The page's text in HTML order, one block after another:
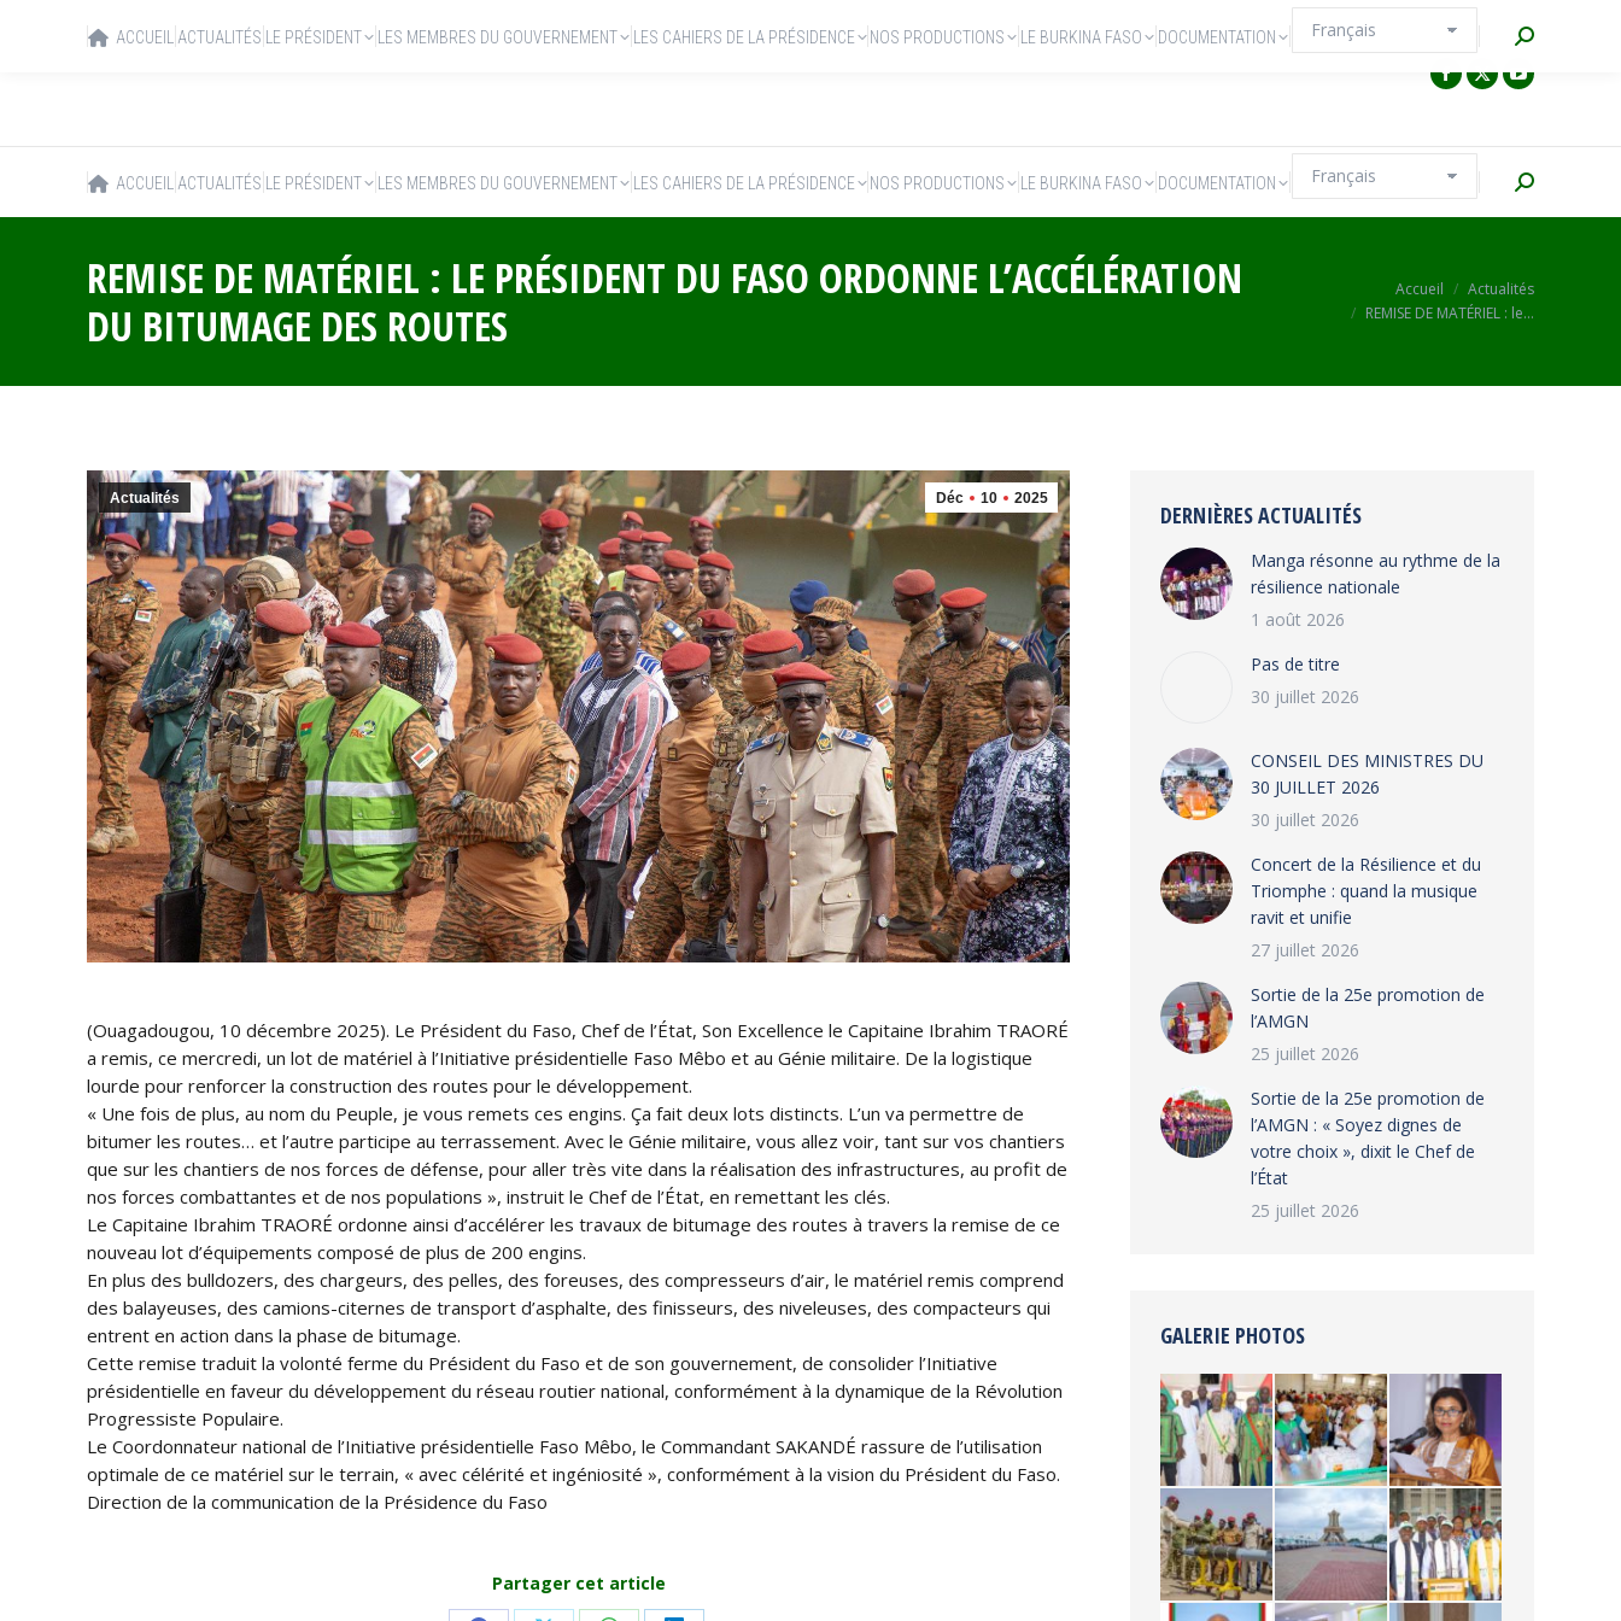
ACCUEIL ACTUALITÉS LE PRÉSIDENT LES MEMBRES DU GOUVERNEMENT LES CAHIERS DE LA PRÉSIDENCE NOS PRODUCTIONS LE BURKINA FASO DOCUMENTATION Recherche
REMISE DE MATÉRIEL : LE PRÉSIDENT DU FASO ORDONNE L’ACCÉLÉRATION
DU BITUMAGE DES ROUTES
Vous êtes ici :Accueil
Actualités
REMISE DE MATÉRIEL : le…
Déc 10 2025
Actualités
(Ouagadougou, 10 décembre 2025). Le Président du Faso, Chef de l’État, Son Excellence le Capitaine Ibrahim TRAORÉ
a remis, ce mercredi, un lot de matériel à l’Initiative présidentielle Faso Mêbo et au Génie militaire. De la logistique
lourde pour renforcer la construction des routes pour le développement.
« Une fois de plus, au nom du Peuple, je vous remets ces engins. Ça fait deux lots distincts. L’un va permettre de
bitumer les routes… et l’autre participe au terrassement. Avec le Génie militaire, vous allez voir, tant sur vos chantiers
que sur les chantiers de nos forces de défense, pour aller très vite dans la réalisation des infrastructures, au profit de
nos forces combattantes et de nos populations », instruit le Chef de l’État, en remettant les clés.
Le Capitaine Ibrahim TRAORÉ ordonne ainsi d’accélérer les travaux de bitumage des routes à travers la remise de ce
nouveau lot d’équipements composé de plus de 200 engins.
En plus des bulldozers, des chargeurs, des pelles, des foreuses, des compresseurs d’air, le matériel remis comprend
des balayeuses, des camions-citernes de transport d’asphalte, des finisseurs, des niveleuses, des compacteurs qui
entrent en action dans la phase de bitumage.
Cette remise traduit la volonté ferme du Président du Faso et de son gouvernement, de consolider l’Initiative
présidentielle en faveur du développement du réseau routier national, conformément à la dynamique de la Révolution
Progressiste Populaire.
Le Coordonnateur national de l’Initiative présidentielle Faso Mêbo, le Commandant SAKANDÉ rassure de l’utilisation
optimale de ce matériel sur le terrain, « avec célérité et ingéniosité », conformément à la vision du Président du Faso.
Direction de la communication de la Présidence du Faso
Partager cet article
DERNIÈRES ACTUALITÉS
Manga résonne au rythme de la
résilience nationale
1 août 2026
Pas de titre
30 juillet 2026
CONSEIL DES MINISTRES DU
30 JUILLET 2026
30 juillet 2026
‎​Concert de la Résilience et du
Triomphe : quand la musique
ravit et unifie
27 juillet 2026
‎Sortie de la 25e promotion de
l’AMGN
25 juillet 2026
‎Sortie de la 25e promotion de
l’AMGN : « Soyez dignes de
votre choix », dixit le Chef de
l’État
25 juillet 2026
GALERIE PHOTOS
ACCUEIL ACTUALITÉS LE PRÉSIDENT LES MEMBRES DU GOUVERNEMENT LES CAHIERS DE LA PRÉSIDENCE NOS PRODUCTIONS LE BURKINA FASO DOCUMENTATION Recherche